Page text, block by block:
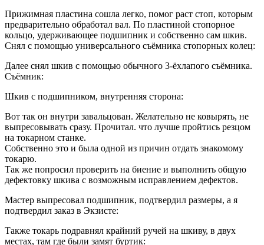
Прижимная пластина сошла легко, помог раст стоп, которым
предварительно обработал вал. По пластиной стопорное
кольцо, удерживающее подшипник и собственно сам шкив.
Снял с помощью универсального съёмника стопорных колец:
Далее снял шкив с помощью обычного 3-ёхлапого съёмника.
Съёмник:
Шкив с подшипником, внутренняя сторона:
Вот так он внутри завальцован. Желательно не ковырять, не
выпресовывать сразу. Прочитал. что лучше пройтись резцом
на токарном станке.
Собственно это и была одной из причин отдать знакомому
токарю.
Так же попросил проверить на биение и выполнить общую
дефектовку шкива с возможным исправлением дефектов.
Мастер выпресовал подшипник, подтвердил размеры, а я
подтвердил заказ в Экзисте:
Также токарь подравнял крайний ручей на шкиву, в двух
местах, там где были замят буртик: